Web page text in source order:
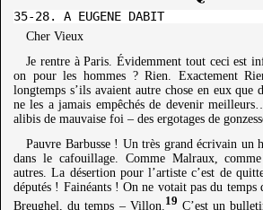
Cher Vieux
Je rentre à Paris. Évidemment tout ceci est
on pour les hommes ? Rien. Exactement
longtemps s’ils avaient autre chose en eux
ne les a jamais empêchés de devenir
alibis de mauvaise foi – des ergotages de
Pauvre Barbusse ! Un très grand écrivain un
dans le cafouillage. Comme Malraux,
autres. La désertion pour l’artiste c’est de
députés ! Fainéants ! On ne votait pas du temps
Breughel, du temps – Villon. 19 C’est un